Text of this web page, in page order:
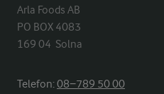
Arla Foods AB
PO BOX 4083
169 04  Solna
Telefon:08−789 50 00